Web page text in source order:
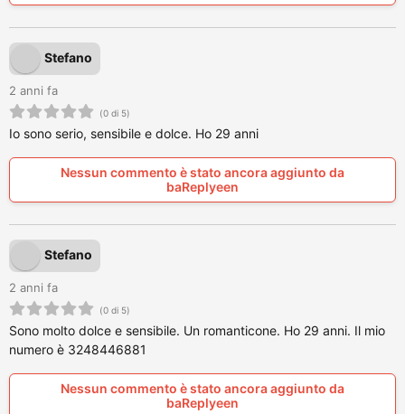
Stefano
2 anni fa
(0 di 5)
Io sono serio, sensibile e dolce. Ho 29 anni
Nessun commento è stato ancora aggiunto da
baReplyeen
Stefano
2 anni fa
(0 di 5)
Sono molto dolce e sensibile. Un romanticone. Ho 29 anni. Il mio
numero è 3248446881
Nessun commento è stato ancora aggiunto da
baReplyeen